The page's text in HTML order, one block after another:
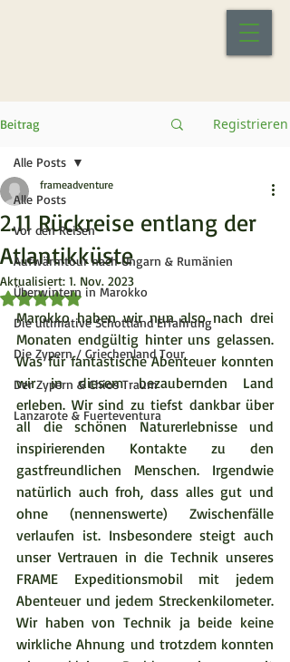
Beitrag Registrieren
Alle Posts
Vor den Reisen
Aufwärmtour nach Ungarn & Rumänien
Überwintern in Marokko
Die ultimative Schottland Erfahrung
Die Zypern / Griechenland Tour
Der Zypern & Chios Traum
Lanzarote & Fuerteventura
Alle Posts
2.11 Rückreise entlang der
Atlantikküste
frameadventure
Aktualisiert: 1. Nov. 2023
Mit NaN von 5 Sternen bewertet.
Marokko haben wir nun also nach drei
Monaten endgültig hinter uns gelassen.
Was für fantastische Abenteuer konnten
wir in diesem bezaubernden Land
erleben. Wir sind zu tiefst dankbar über
all die schönen Naturerlebnisse und
inspirierenden Kontakte zu den
gastfreundlichen Menschen. Irgendwie
natürlich auch froh, dass alles gut und
ohne (nennenswerte) Zwischenfälle
verlaufen ist. Insbesondere steigt auch
unser Vertrauen in die Technik unseres
FRAME Expeditionsmobil mit jedem
Abenteuer und jedem Streckenkilometer.
Wir haben von Technik ja beide keine
wirkliche Ahnung und trotzdem konnten